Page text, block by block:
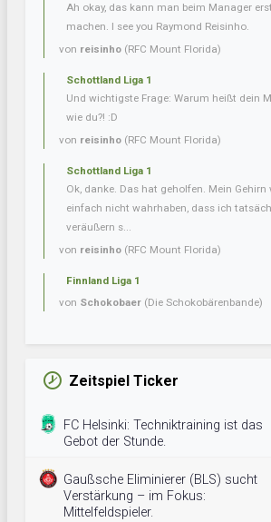
Ah okay, das kann man beim Manager
machen. I see you Raymond Reisinho.
von reisinho (RFC Mount Florida)
Schottland Liga 1
Und wichtigste Frage: Warum heißt dein
wie du?! :D
von reisinho (RFC Mount Florida)
Schottland Liga 1
Ok, danke. Das hat geholfen. Mein Gehirn
einfach nicht wahrhaben, dass ich
veräußern s...
von reisinho (RFC Mount Florida)
Finnland Liga 1
von Schokobaer (Die Schokobärenbande)
Zeitspiel Ticker
FC Helsinki: Techniktraining ist das
Gebot der Stunde.
Gaußsche Eliminierer (BLS) sucht
Verstärkung – im Fokus:
Mittelfeldspieler.